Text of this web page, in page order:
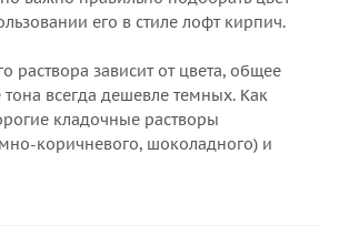
его в стиле лофт кирпич.
раствора зависит от цвета, общее
всегда дешевле темных. Как
кладочные растворы
коричневого, шоколадного) и